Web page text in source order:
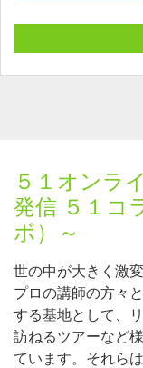
５１オンラ
発信 ５１コ
ボ）～
世の中が大きく激
プロの講師の方々
する基地として、
訪ねるツアーなど
ています。それら